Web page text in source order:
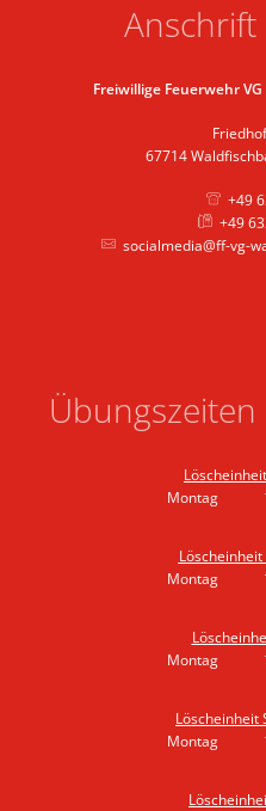
Freiwillige Feuerwehr
67714
+49
+49
socialmedia@ff-vg-
Montag
Montag
Montag
Löscheinheit
Montag